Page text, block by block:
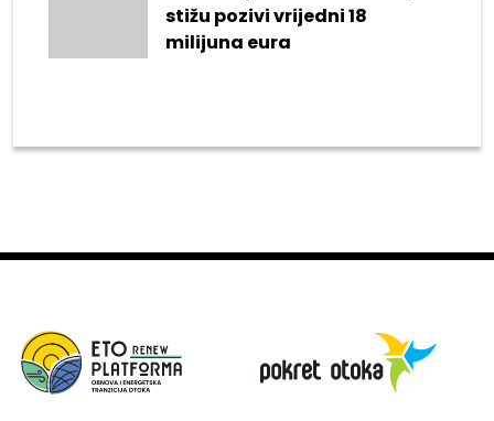
stižu pozivi vrijedni 18
milijuna eura